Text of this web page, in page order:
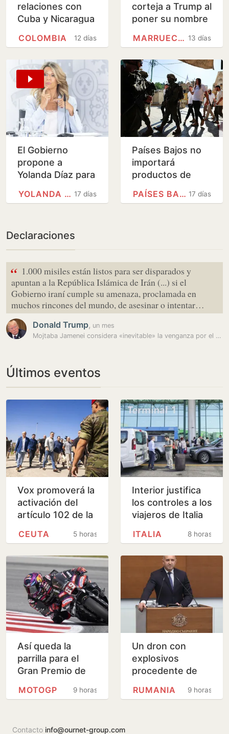
relaciones con
Cuba y Nicaragua
12 días
COLOMBIA
corteja a Trump al
poner su nombre
en el Sáhara 13 días
MARRUECOS
El Gobierno
propone a
Yolanda Díaz para
dirección de la17 días
YOLANDA DÍAZ
Países Bajos no
importará
productos de
colonos israelíes
17 días
PAÍSES BAJOS
Declaraciones
“ 1.000 misiles están listos para ser disparados y
apuntan a la República Islámica de Irán (...) si el
Gobierno iraní cumple su amenaza, proclamada en
muchos rincones del mundo, de asesinar o intentar…
Donald Trump, un mes
Mojtaba Jamenei considera «inevitable» la venganza por el asesinato de…
Últimos eventos
Vox promoverá la
activación del
artículo 102 de la
investigar a
5 horas
CEUTA
Interior justifica
los controles a los
viajeros de Italia
migratoria en su
8 horas
ITALIA
Así queda la
parrilla para el
Gran Premio de
MotoGP
9 horas
MOTOGP
Un dron con
explosivos
procedente de
estrella cerca de
9 horas
RUMANIA
Contacto info@ournet-group.com